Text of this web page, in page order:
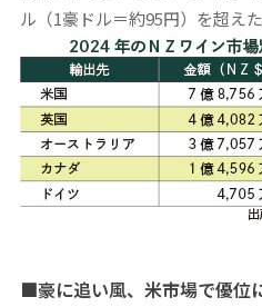
ル（1豪ドル＝約95円）を超えた
■豪に追い風、米市場で優位